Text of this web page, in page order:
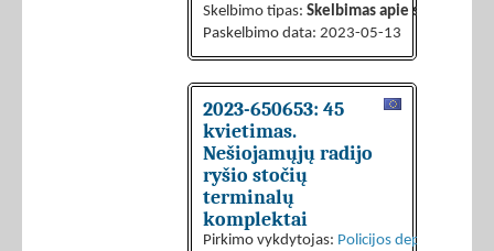
Skelbimo tipas: Skelbimas apie sutarties
Paskelbimo data: 2023-05-13
2023-650653: 45
kvietimas.
Nešiojamųjų radijo
ryšio stočių
terminalų
komplektai
Pirkimo vykdytojas: Policijos